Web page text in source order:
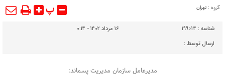
گروه : تهران پ
شناسه : 199014
۱۶ مرداد ۱۴۰۲ - ۰:۱۴
ارسال توسط :
مدیرعامل سازمان مدیریت پسماند: